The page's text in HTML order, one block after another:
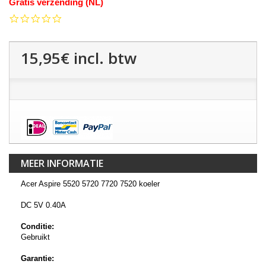
Gratis verzending (NL)
15,95€ incl. btw
MEER INFORMATIE
Acer Aspire 5520 5720 7720 7520 koeler
DC 5V 0.40A
Conditie:
Gebruikt
Garantie: